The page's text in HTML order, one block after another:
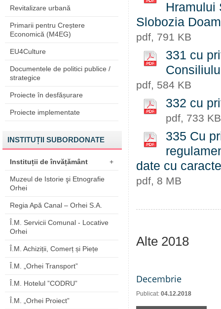
Revitalizare urbană
Primarii pentru Creștere
Economică (M4EG)
EU4Culture
Documentele de politici publice /
strategice
Proiecte în desfășurare
Proiecte implementate
INSTITUȚII SUBORDONATE
Instituții de învățământ +
Muzeul de Istorie şi Etnografie
Orhei
Regia Apă Canal – Orhei S.A.
Î.M. Servicii Comunal - Locative
Orhei
Î.M. Achiziții, Comerț și Piețe
Î.M. „Orhei Transport”
Î.M. Hotelul ”CODRU”
Î.M. „Orhei Proiect”
Hramului
Slobozia
pdf, 791 KB
331 cu
pdf, 584 KB
332 cu
pdf, 733 KB
335 Cu
date cu
pdf, 8 MB
Alte 2018
Decembrie
Publicat: 04.12.2018